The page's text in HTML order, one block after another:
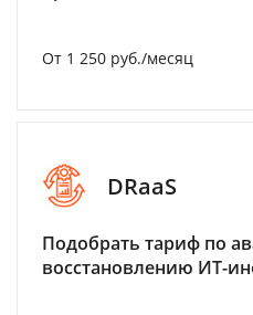
От 1 250 руб./месяц
DRaaS
Подобрать тариф по
восстановлению ИТ-